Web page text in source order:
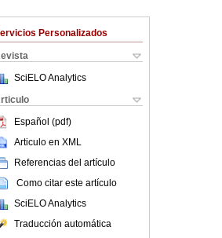
Personalizados
SciELO Analytics
Español (pdf)
Articulo en XML
Referencias del artículo
Como citar este artículo
SciELO Analytics
Traducción automática